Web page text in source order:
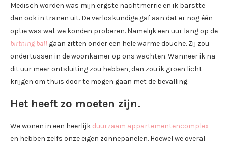
Medisch worden was mijn ergste nachtmerrie en ik barstte
dan ook in tranen uit. De verloskundige gaf aan dat er nog één
optie was wat we konden proberen. Namelijk een uur lang op de
birthing ball gaan zitten onder een hele warme douche. Zij zou
ondertussen in de woonkamer op ons wachten. Wanneer ik na
dit uur meer ontsluiting zou hebben, dan zou ik groen licht
krijgen om thuis door te mogen gaan met de bevalling.
Het heeft zo moeten zijn.
We wonen in een heerlijk duurzaam appartementencomplex
en hebben zelfs onze eigen zonnepanelen. Hoewel we overal